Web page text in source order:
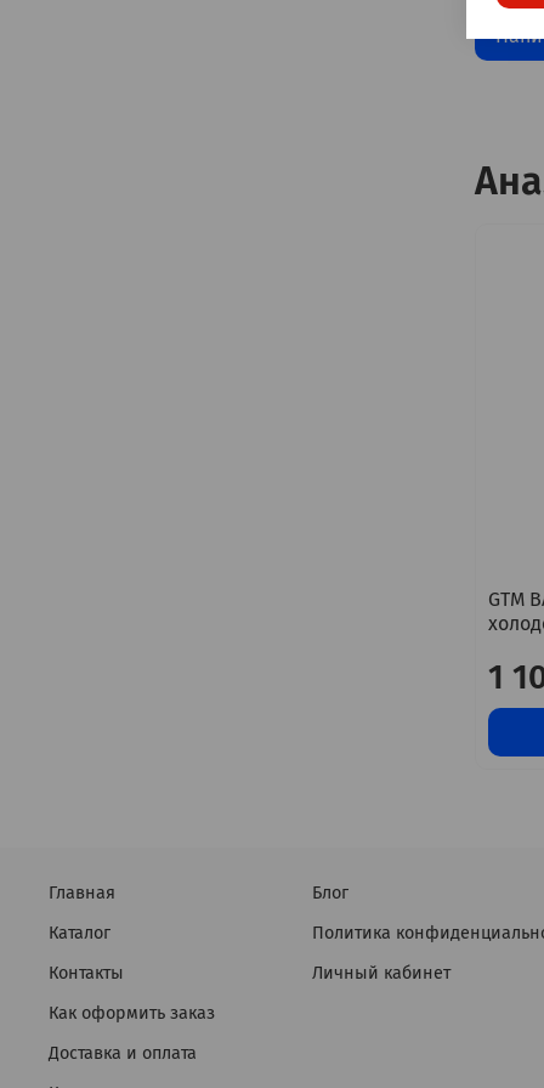
GTM
1
Главная
Каталог
Контакты
Как оформить заказ
Доставка и оплата
Блог
Политика
Личный кабинет